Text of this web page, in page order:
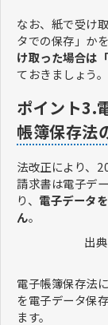
なお、紙で受け
タでの保存」か
け取った場合は
ておきましょう。
ポイント3.
帳簿保存法
法改正により、
請求書は電子デ
り、 電子データ
ん。
出典
電子帳簿保存法
を電子データ保
ます。